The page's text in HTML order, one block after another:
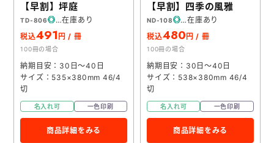
【早割】坪庭
TD-806
在庫あり
税込491 円 / 冊
100冊の場合
納期目安：30日～40日
サイズ：535×380mm 46/4
切
名入れ可 一色印刷
商品詳細をみる
【早割】四季の風雅
ND-108
在庫あり
税込480 円 / 冊
100冊の場合
納期目安：30日～40日
サイズ：538×380mm 46/4
切
名入れ可 一色印刷
商品詳細をみる